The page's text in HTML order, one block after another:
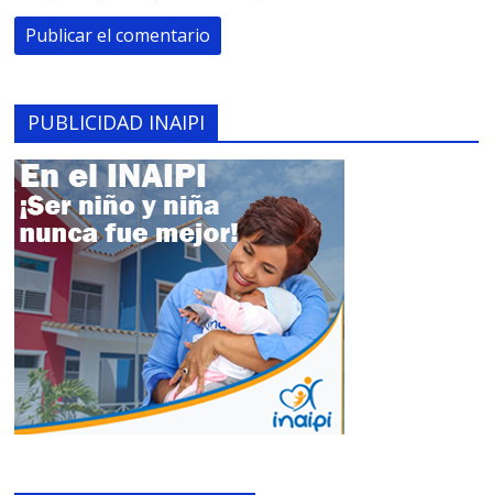
PUBLICIDAD INAIPI